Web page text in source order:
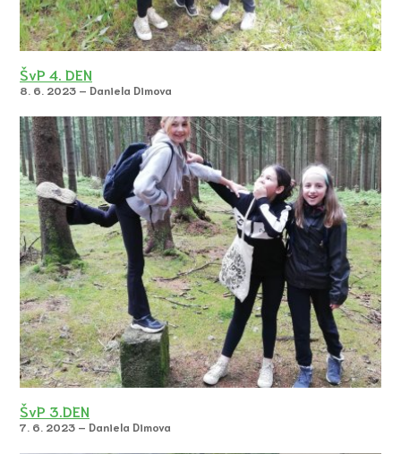
ŠvP 4. DEN
8. 6. 2023 – Daniela Dimova
ŠvP 3.DEN
7. 6. 2023 – Daniela Dimova